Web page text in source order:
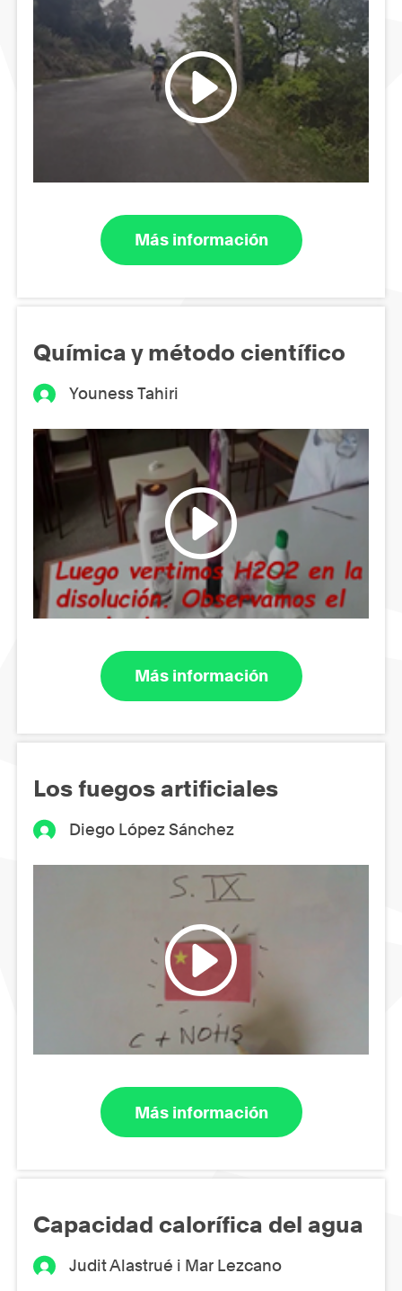
Más información
Química y método científico
Youness Tahiri
Más información
Los fuegos artificiales
Diego López Sánchez
Más información
Capacidad calorífica del agua
Judit Alastrué i Mar Lezcano